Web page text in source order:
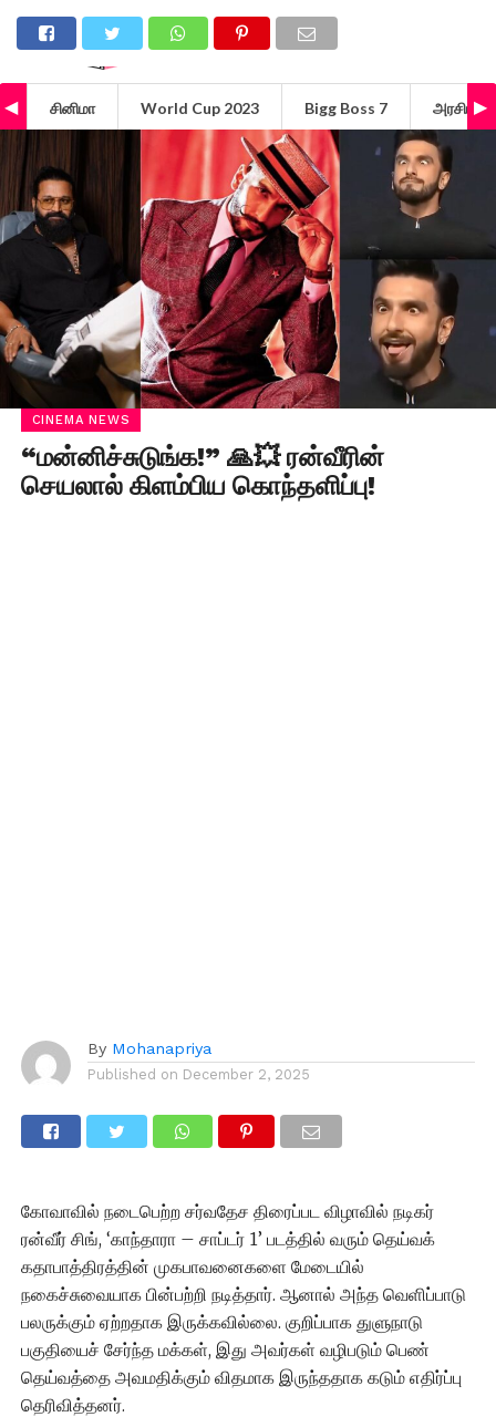
சினிமா World Cup 2023 Bigg Boss 7 அரசியல்
CINEMA NEWS
“மன்னிச்சுடுங்க!” 🙏💥 ரன்வீரின்
செயலால் கிளம்பிய கொந்தளிப்பு!
By Mohanapriya
Published on December 2, 2025
கோவாவில் நடைபெற்ற சர்வதேச திரைப்பட விழாவில் நடிகர்
ரன்வீர் சிங், ‘காந்தாரா – சாப்டர் 1’ படத்தில் வரும் தெய்வக்
கதாபாத்திரத்தின் முகபாவனைகளை மேடையில்
நகைச்சுவையாக பின்பற்றி நடித்தார். ஆனால் அந்த வெளிப்பாடு
பலருக்கும் ஏற்றதாக இருக்கவில்லை. குறிப்பாக துளுநாடு
பகுதியைச் சேர்ந்த மக்கள், இது அவர்கள் வழிபடும் பெண்
தெய்வத்தை அவமதிக்கும் விதமாக இருந்ததாக கடும் எதிர்ப்பு
தெரிவித்தனர்.